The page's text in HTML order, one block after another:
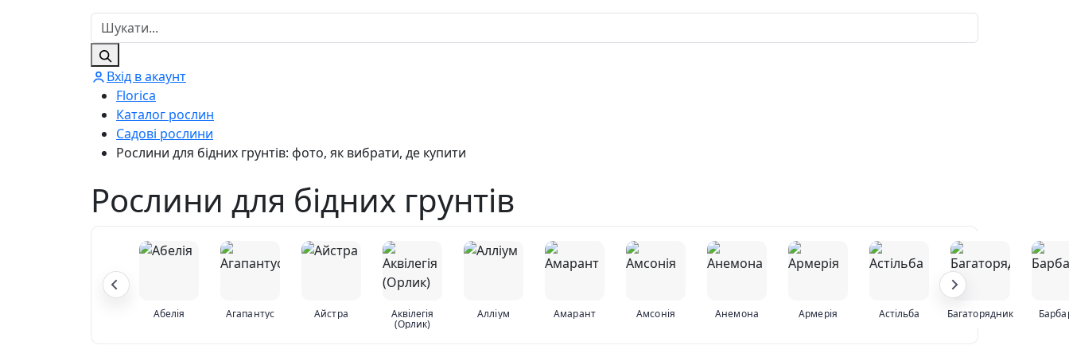
Вхід в акаунт
Florica
Каталог рослин
Садові рослини
Рослини для бідних грунтів: фото, як вибрати, де купити
Рослини для бідних грунтів
Абелія Агапантус Айстра Аквілегія
(Орлик)
Алліум Амарант Амсонія Анемона Армерія Астільба Багаторядник